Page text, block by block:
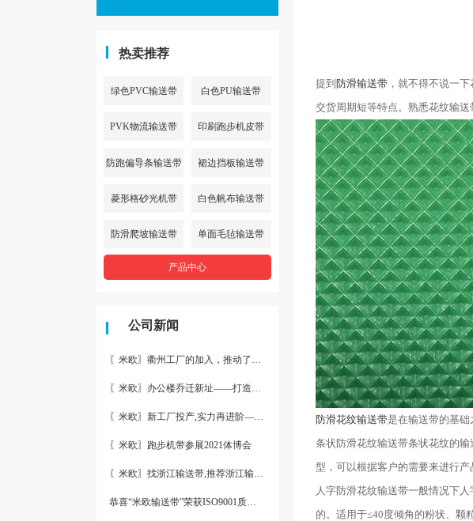
热卖推荐
绿色PVC输送带 白色PU输送带
PVK物流输送带 印刷跑步机皮带
防跑偏导条输送带 裙边挡板输送带
菱形格砂光机带 白色帆布输送带
防滑爬坡输送带 单面毛毡输送带
产品中心
公司新闻
〖米欧〗衢州工厂的加入，推动了产能更节约了成本。
〖米欧〗办公楼乔迁新址——打造新起点 再著新篇章
〖米欧〗新工厂投产,实力再进阶—米欧带业衢州工厂投产并平稳运
〖米欧〗跑步机带参展2021体博会
〖米欧〗找浙江输送带,推荐浙江输送带生产厂家“米欧”
恭喜“米欧输送带”荣获ISO9001质量体系认证
提到 防滑输送带 ，就不得不说一
交货周期短等特点。熟悉花纹输
防滑花纹输送带是在输送带的基
条状防滑花纹输送带条状花纹的
型，可以根据客户的需要来进行
人字防滑花纹输送带一般情况下
的。适用于≤40度倾角的粉状、颗